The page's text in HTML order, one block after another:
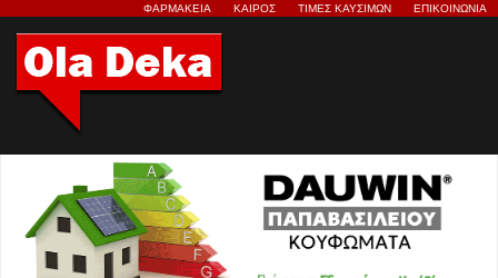
ΦΑΡΜΑΚΕΙΑ ΚΑΙΡΟΣ ΤΙΜΕΣ ΚΑΥΣΙΜΩΝ ΕΠΙΚΟΙΝΩΝΙΑ